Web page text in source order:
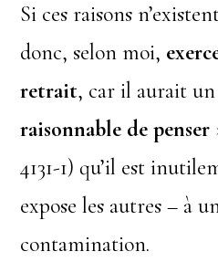
Si ces raisons
donc, selon moi,
retrait, car il aurait
raisonnable de penser
4131-1) qu’il est
expose les autres – à
contamination.